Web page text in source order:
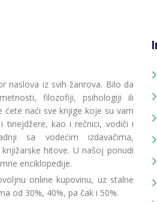
naslova iz svih žanrova. Bilo da
filozofiji, psihologiji ili
naći sve knjige koje su vam
tinejdžere, kao i rečnici, vodiči i
sa vodećim izdavačima,
hitove. U našoj ponudi
enciklopedije.
online kupovinu, uz stalne
od 30%, 40%, pa čak i 50%.